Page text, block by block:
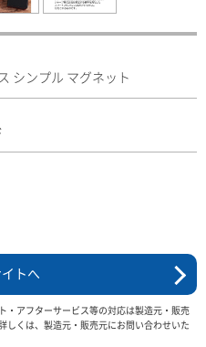
シンプル マグネット
トへ
・アフターサービス等の対応は製造元・販売
しくは、製造元・販売元にお問い合わせいた